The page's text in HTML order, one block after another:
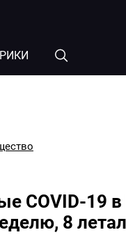
COVID-19
8